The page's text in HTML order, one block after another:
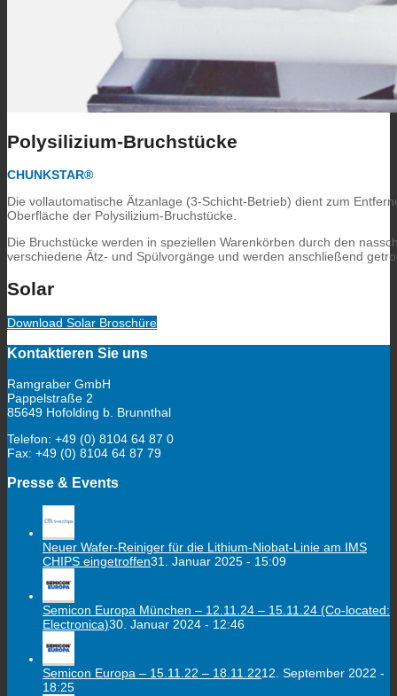
Polysilizium-Bruchstücke
CHUNKSTAR®
Die vollautomatische Ätzanlage (3-Schicht-Betrieb) dient zum
Oberfläche der Polysilizium-Bruchstücke.
Die Bruchstücke werden in speziellen Warenkörben durch den
verschiedene Ätz- und Spülvorgänge und werden anschließend
Solar
Download Solar Broschüre
Kontaktieren Sie uns
Ramgraber GmbH
Pappelstraße 2
85649 Hofolding b. Brunnthal
Telefon: +49 (0) 8104 64 87 0
Fax: +49 (0) 8104 64 87 79
Presse & Events
Neuer Wafer-Reiniger für die Lithium-Niobat-Linie am IMS
CHIPS eingetroffen31. Januar 2025 - 15:09
Semicon Europa München – 12.11.24 – 15.11.24 (Co-located:
Electronica)30. Januar 2024 - 12:46
Semicon Europa – 15.11.22 – 18.11.2212. September 2022 -
18:25